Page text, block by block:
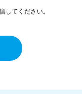
してください。